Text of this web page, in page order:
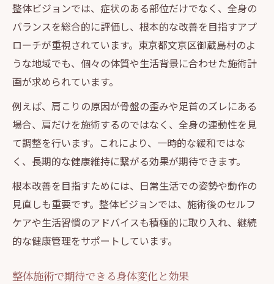
整体的視点で考える健康の新常識
整体を取り入れた理想的な生活習慣とは
整体とセルフケアの相乗効果を実感しよう
整体の活用が健康維持に不可欠な理由
整体が不調対策に優れている理由を紹介
整体選択がもたらす心身へのプラス効果
整体施術で得られる安心感と信頼性
整体を活用した根本的な不調改善の方法
整体が再発防止に役立つメカニズムとは
整体ビジョンでは、症状のある部位だけでなく、全身の
バランスを総合的に評価し、根本的な改善を目指すアプ
ローチが重視されています。東京都文京区御蔵島村のよ
うな地域でも、個々の体質や生活背景に合わせた施術計
画が求められています。
例えば、肩こりの原因が骨盤の歪みや足首のズレにある
場合、肩だけを施術するのではなく、全身の連動性を見
て調整を行います。これにより、一時的な緩和ではな
く、長期的な健康維持に繋がる効果が期待できます。
根本改善を目指すためには、日常生活での姿勢や動作の
見直しも重要です。整体ビジョンでは、施術後のセルフ
ケアや生活習慣のアドバイスも積極的に取り入れ、継続
的な健康管理をサポートしています。
整体施術で期待できる身体変化と効果